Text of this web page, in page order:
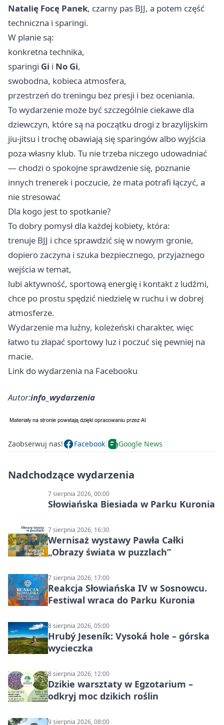
Natalię Focę Panek, czarny pas BJJ, a potem część
techniczna i sparingi.
W planie są:
konkretna technika,
sparingi Gi i No Gi,
swobodna, kobieca atmosfera,
przestrzeń do treningu bez presji i bez oceniania.
To wydarzenie może być szczególnie ciekawe dla
dziewczyn, które są na początku drogi z brazylijskim
jiu-jitsu i trochę obawiają się sparingów albo wyjścia
poza własny klub. Tu nie trzeba niczego udowadniać
— chodzi o spokojne sprawdzenie się, poznanie
innych trenerek i poczucie, że mata potrafi łączyć, a
nie stresować
Dla kogo jest to spotkanie?
To dobry pomysł dla każdej kobiety, która:
trenuje BJJ i chce sprawdzić się w nowym gronie,
dopiero zaczyna i szuka bezpiecznego, przyjaznego
wejścia w temat,
lubi aktywność, sportową energię i kontakt z ludźmi,
chce po prostu spędzić niedzielę w ruchu i w dobrej
atmosferze.
Wydarzenie ma luźny, koleżeński charakter, więc
łatwo tu złapać sportowy luz i poczuć się pewniej na
macie.
Link do wydarzenia na Facebooku
Autor:info_wydarzenia
Zaobserwuj nas! Facebook Google News
Nadchodzące wydarzenia
7 sierpnia 2026, 00:00
Słowiańska Biesiada w Parku Kuronia
7 sierpnia 2026, 16:30
Wernisaż wystawy Pawła Całki
„Obrazy świata w puzzlach”
7 sierpnia 2026, 17:00
Reakcja Słowiańska IV w Sosnowcu.
Festiwal wraca do Parku Kuronia
8 sierpnia 2026, 05:00
Hrubý Jeseník: Vysoká hole – górska
wycieczka
8 sierpnia 2026, 12:00
Dzikie warsztaty w Egzotarium –
odkryj moc dzikich roślin
9 sierpnia 2026, 08:00